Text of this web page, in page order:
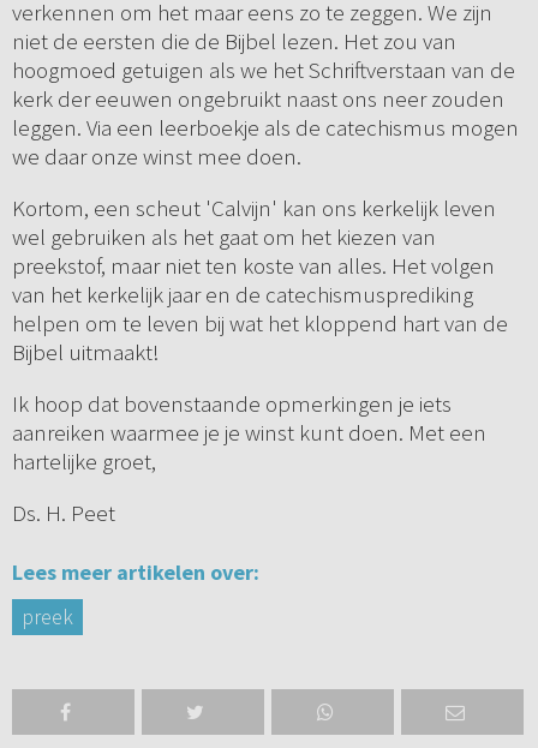
verkennen om het maar eens zo te zeggen. We zijn
niet de eersten die de Bijbel lezen. Het zou van
hoogmoed getuigen als we het Schriftverstaan van de
kerk der eeuwen ongebruikt naast ons neer zouden
leggen. Via een leerboekje als de catechismus mogen
we daar onze winst mee doen.
Kortom, een scheut 'Calvijn' kan ons kerkelijk leven
wel gebruiken als het gaat om het kiezen van
preekstof, maar niet ten koste van alles. Het volgen
van het kerkelijk jaar en de catechismusprediking
helpen om te leven bij wat het kloppend hart van de
Bijbel uitmaakt!
Ik hoop dat bovenstaande opmerkingen je iets
aanreiken waarmee je je winst kunt doen. Met een
hartelijke groet,
Ds. H. Peet
Lees meer artikelen over:
preek